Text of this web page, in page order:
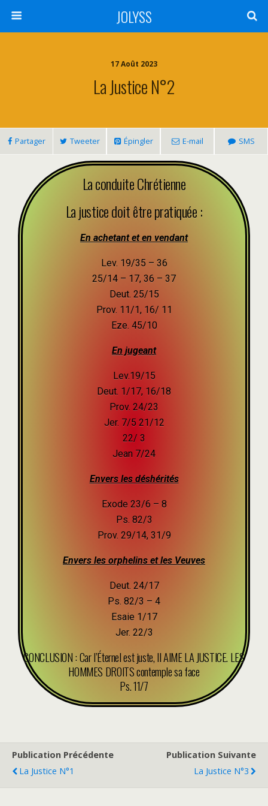
JOLYSS
17 Août 2023
La Justice N°2
Partager Tweeter Épingler E-mail SMS
La conduite Chrétienne
La justice doit être pratiquée :
En achetant et en vendant
Lev. 19/35 – 36
25/14 – 17, 36 – 37
Deut. 25/15
Prov. 11/1, 16/ 11
Eze. 45/10
En jugeant
Lev.19/15
Deut. 1/17, 16/18
Prov. 24/23
Jer. 7/5 21/12
22/ 3
Jean 7/24
Envers les déshérités
Exode 23/6 – 8
Ps. 82/3
Prov. 29/14, 31/9
Envers les orphelins et les Veuves
Deut. 24/17
Ps. 82/3 – 4
Esaie 1/17
Jer. 22/3
CONCLUSION : Car l’Éternel est juste, Il AIME LA JUSTICE. LES
HOMMES DROITS contemple sa face
Ps. 11/7
Publication Précédente
La Justice N°1
Publication Suivante
La Justice N°3